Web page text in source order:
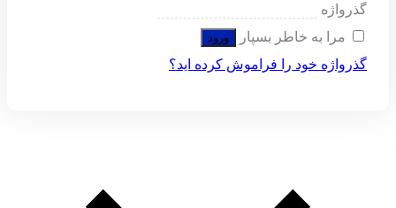
گذرواژه
مرا به خاطر بسپار
ورود
گذرواژه خود را فراموش کرده اید؟